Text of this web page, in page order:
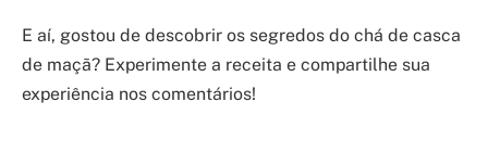
E aí, gostou de descobrir os segredos do chá de casca
de maçã? Experimente a receita e compartilhe sua
experiência nos comentários!